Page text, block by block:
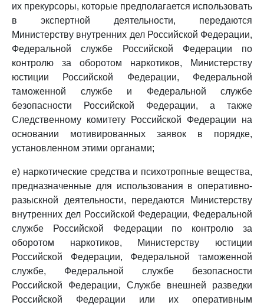
их прекурсоры, которые предполагается использовать
в экспертной деятельности, передаются
Министерству внутренних дел Российской Федерации,
Федеральной службе Российской Федерации по
контролю за оборотом наркотиков, Министерству
юстиции Российской Федерации, Федеральной
таможенной службе и Федеральной службе
безопасности Российской Федерации, а также
Следственному комитету Российской Федерации на
основании мотивированных заявок в порядке,
установленном этими органами;
е) наркотические средства и психотропные вещества,
предназначенные для использования в оперативно-
разыскной деятельности, передаются Министерству
внутренних дел Российской Федерации, Федеральной
службе Российской Федерации по контролю за
оборотом наркотиков, Министерству юстиции
Российской Федерации, Федеральной таможенной
службе, Федеральной службе безопасности
Российской Федерации, Службе внешней разведки
Российской Федерации или их оперативным